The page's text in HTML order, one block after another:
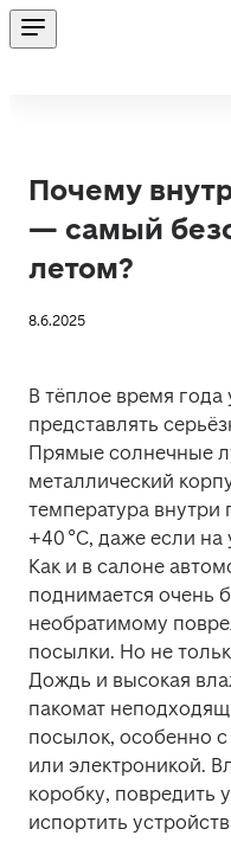
Почему
— самый
летом?
8.6.2025
В тёплое время
представлять
Прямые солнечные
металлический
температура
+40 °C, даже если на
Как и в салоне
поднимается очень
необратимому
посылки. Но не
Дождь и высокая
пакомат
посылок, особенно
или электроникой.
коробку, повредить
испортить